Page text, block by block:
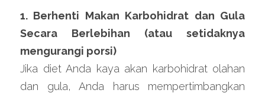
1. Berhenti Makan Karbohidrat dan Gula
Secara Berlebihan (atau setidaknya
mengurangi porsi)
Jika diet Anda kaya akan karbohidrat olahan
dan gula, Anda harus mempertimbangkan